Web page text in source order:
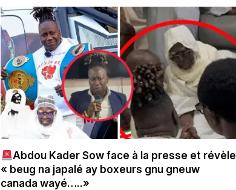
Abdou Kader Sow face à la presse et révèle
« beug na japalé ay boxeurs gnu gneuw
canada wayé…..»